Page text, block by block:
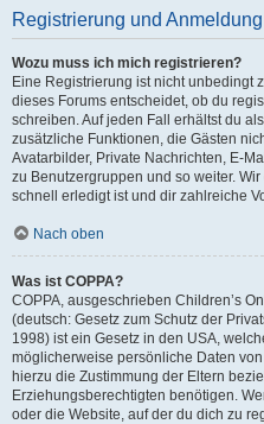
Registrierung und Anmeldung
Wozu muss ich mich registrieren?
Eine Registrierung ist nicht unbedingt
dieses Forums entscheidet, ob du
schreiben. Auf jeden Fall erhältst du
zusätzliche Funktionen, die Gästen
Avatarbilder, Private Nachrichten, E-
zu Benutzergruppen und so weiter.
schnell erledigt ist und dir zahlreiche
Nach oben
Was ist COPPA?
COPPA, ausgeschrieben Children’s
(deutsch: Gesetz zum Schutz der
1998) ist ein Gesetz in den USA,
möglicherweise persönliche Daten
hierzu die Zustimmung der Eltern
Erziehungsberechtigten benötigen.
oder die Website, auf der du dich zu